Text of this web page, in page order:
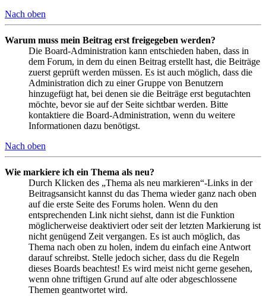
Nach oben
Warum muss mein Beitrag erst freigegeben werden?
Die Board-Administration kann entschieden haben, dass in
dem Forum, in dem du einen Beitrag erstellt hast, die Beiträge
zuerst geprüft werden müssen. Es ist auch möglich, dass die
Administration dich zu einer Gruppe von Benutzern
hinzugefügt hat, bei denen sie die Beiträge erst begutachten
möchte, bevor sie auf der Seite sichtbar werden. Bitte
kontaktiere die Board-Administration, wenn du weitere
Informationen dazu benötigst.
Nach oben
Wie markiere ich ein Thema als neu?
Durch Klicken des „Thema als neu markieren“-Links in der
Beitragsansicht kannst du das Thema wieder ganz nach oben
auf die erste Seite des Forums holen. Wenn du den
entsprechenden Link nicht siehst, dann ist die Funktion
möglicherweise deaktiviert oder seit der letzten Markierung ist
nicht genügend Zeit vergangen. Es ist auch möglich, das
Thema nach oben zu holen, indem du einfach eine Antwort
darauf schreibst. Stelle jedoch sicher, dass du die Regeln
dieses Boards beachtest! Es wird meist nicht gerne gesehen,
wenn ohne triftigen Grund auf alte oder abgeschlossene
Themen geantwortet wird.